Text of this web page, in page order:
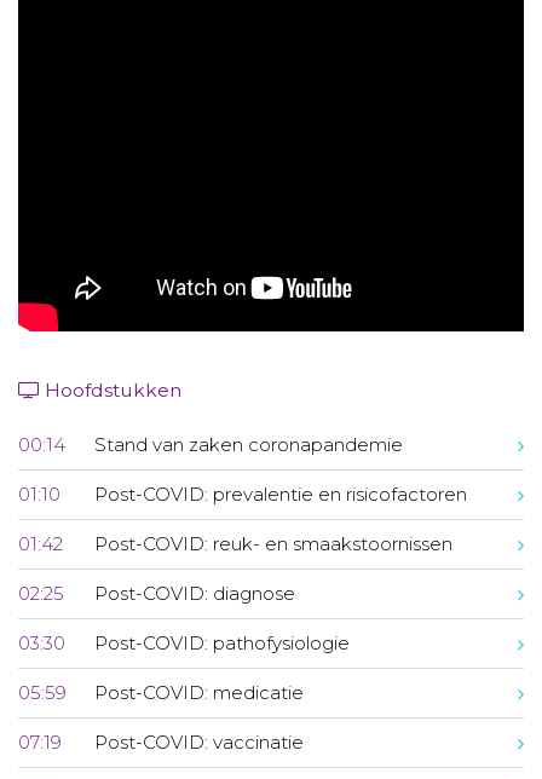
Hoofdstukken
00:14 Stand van zaken coronapandemie
01:10 Post-COVID: prevalentie en risicofactoren
01:42 Post-COVID: reuk- en smaakstoornissen
02:25 Post-COVID: diagnose
03:30 Post-COVID: pathofysiologie
05:59 Post-COVID: medicatie
07:19 Post-COVID: vaccinatie